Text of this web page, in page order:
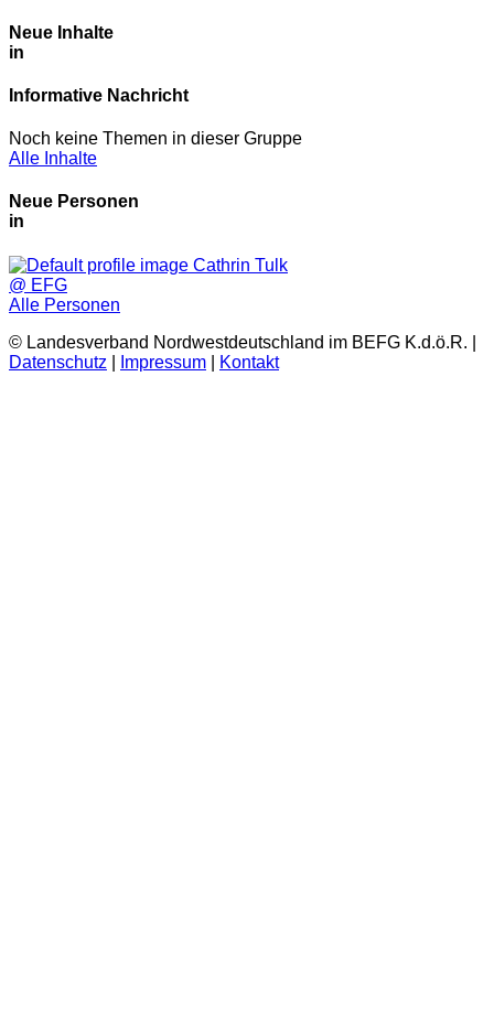
Neue Inhalte
in
Informative Nachricht
Noch keine Themen in dieser Gruppe
Alle Inhalte
Neue Personen
in
Cathrin Tulk
@ EFG
Alle Personen
© Landesverband Nordwestdeutschland im BEFG K.d.ö.R. |
Datenschutz
Impressum Kontakt